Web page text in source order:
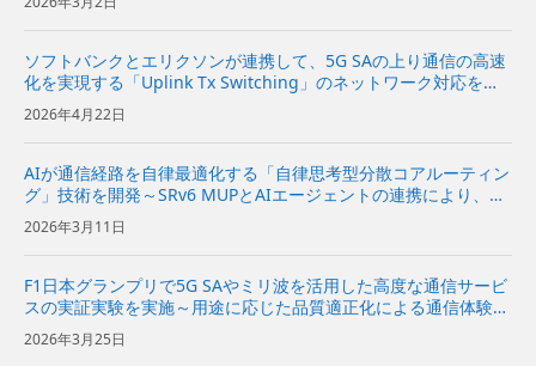
ソフトバンクとエリクソンが連携して、5G SAの上り通信の高速
化を実現する「Uplink Tx Switching」のネットワーク対応を開
始～キャリアアグリゲーションとMIMOの高度化により、AI時代
に重要な上り通信を高速化～ | 企業・I...
2026年4月22日
AIが通信経路を自律最適化する「自律思考型分散コアルーティン
グ」技術を開発～SRv6 MUPとAIエージェントの連携により、効
率性と低遅延を両立～
2026年3月11日
F1日本グランプリで5G SAやミリ波を活用した高度な通信サービ
スの実証実験を実施～用途に応じた品質適正化による通信体験の
向上と新たなユースケースの創出を目指す～
2026年3月25日